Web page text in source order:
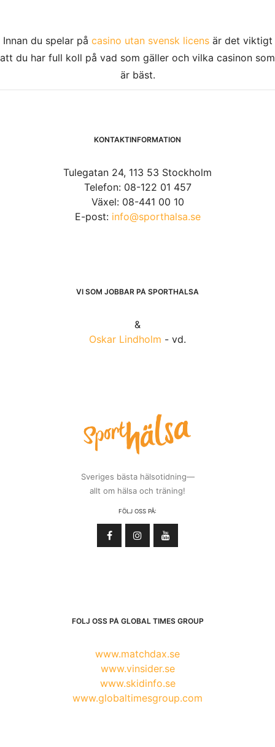
Innan du spelar på casino utan svensk licensär det viktigt
att du har full koll på vad som gäller och vilka casinon som
är bäst.
KONTAKTINFORMATION
Tulegatan 24, 113 53 Stockholm
Telefon: 08-122 01 457
Växel: 08-441 00 10
E-post: info@sporthalsa.se
VI SOM JOBBAR PÅ SPORTHÄLSA
&
Oskar Lindholm - vd.
Sveriges bästa hälsotidning—
allt om hälsa och träning!
FÖLJ OSS PÅ:
FÖLJ OSS PÅ GLOBAL TIMES GROUP
www.matchdax.se
www.vinsider.se
www.skidinfo.se
www.globaltimesgroup.com